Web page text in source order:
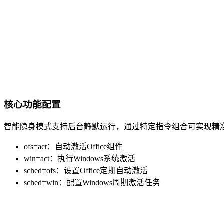
核心功能配置
智能隐身模式支持后台静默运行，通过特定指令组合可实现精
ofs=act：自动激活Office组件
win=act：执行Windows系统激活
sched=ofs：设置Office定期自动激活
sched=win：配置Windows周期激活任务